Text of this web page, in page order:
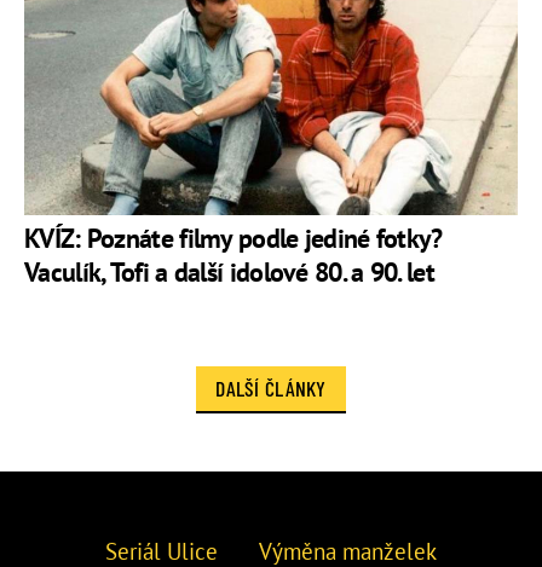
KVÍZ: Poznáte filmy podle jediné fotky?
Vaculík, Tofi a další idolové 80. a 90. let
DALŠÍ ČLÁNKY
Seriál Ulice Výměna manželek